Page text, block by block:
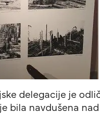
delegacije je
bila navdušena